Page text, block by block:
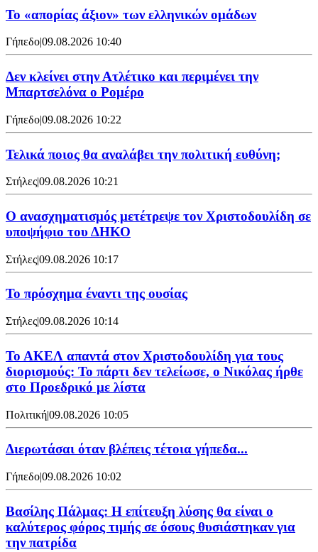
Το «απορίας άξιον» των ελληνικών ομάδων
Γήπεδο|09.08.2026 10:40
Δεν κλείνει στην Ατλέτικο και περιμένει την
Μπαρτσελόνα ο Ρομέρο
Γήπεδο|09.08.2026 10:22
Τελικά ποιος θα αναλάβει την πολιτική ευθύνη;
Στήλες|09.08.2026 10:21
Ο ανασχηματισμός μετέτρεψε τον Χριστοδουλίδη σε
υποψήφιο του ΔΗΚΟ
Στήλες|09.08.2026 10:17
Το πρόσχημα έναντι της ουσίας
Στήλες|09.08.2026 10:14
Το ΑΚΕΛ απαντά στον Χριστοδουλίδη για τους
διορισμούς: Το πάρτι δεν τελείωσε, ο Νικόλας ήρθε
στο Προεδρικό με λίστα
Πολιτική|09.08.2026 10:05
Διερωτάσαι όταν βλέπεις τέτοια γήπεδα...
Γήπεδο|09.08.2026 10:02
Βασίλης Πάλμας: Η επίτευξη λύσης θα είναι ο
καλύτερος φόρος τιμής σε όσους θυσιάστηκαν για
την πατρίδα